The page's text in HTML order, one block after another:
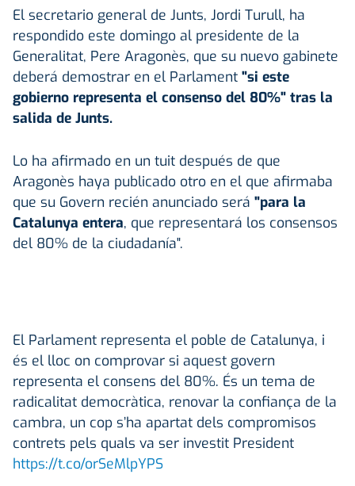
El secretario general de Junts, Jordi Turull, ha
respondido este domingo al presidente de la
Generalitat, Pere Aragonès, que su nuevo gabinete
deberá demostrar en el Parlament "si este
gobierno representa el consenso del 80%" tras la
salida de Junts.
Lo ha afirmado en un tuit después de que
Aragonès haya publicado otro en el que afirmaba
que su Govern recién anunciado será "para la
Catalunya entera, que representará los consensos
del 80% de la ciudadanía".
El Parlament representa el poble de Catalunya, i
és el lloc on comprovar si aquest govern
representa el consens del 80%. És un tema de
radicalitat democràtica, renovar la confiança de la
cambra, un cop s’ha apartat dels compromisos
contrets pels quals va ser investit President
https://t.co/orSeMlpYPS